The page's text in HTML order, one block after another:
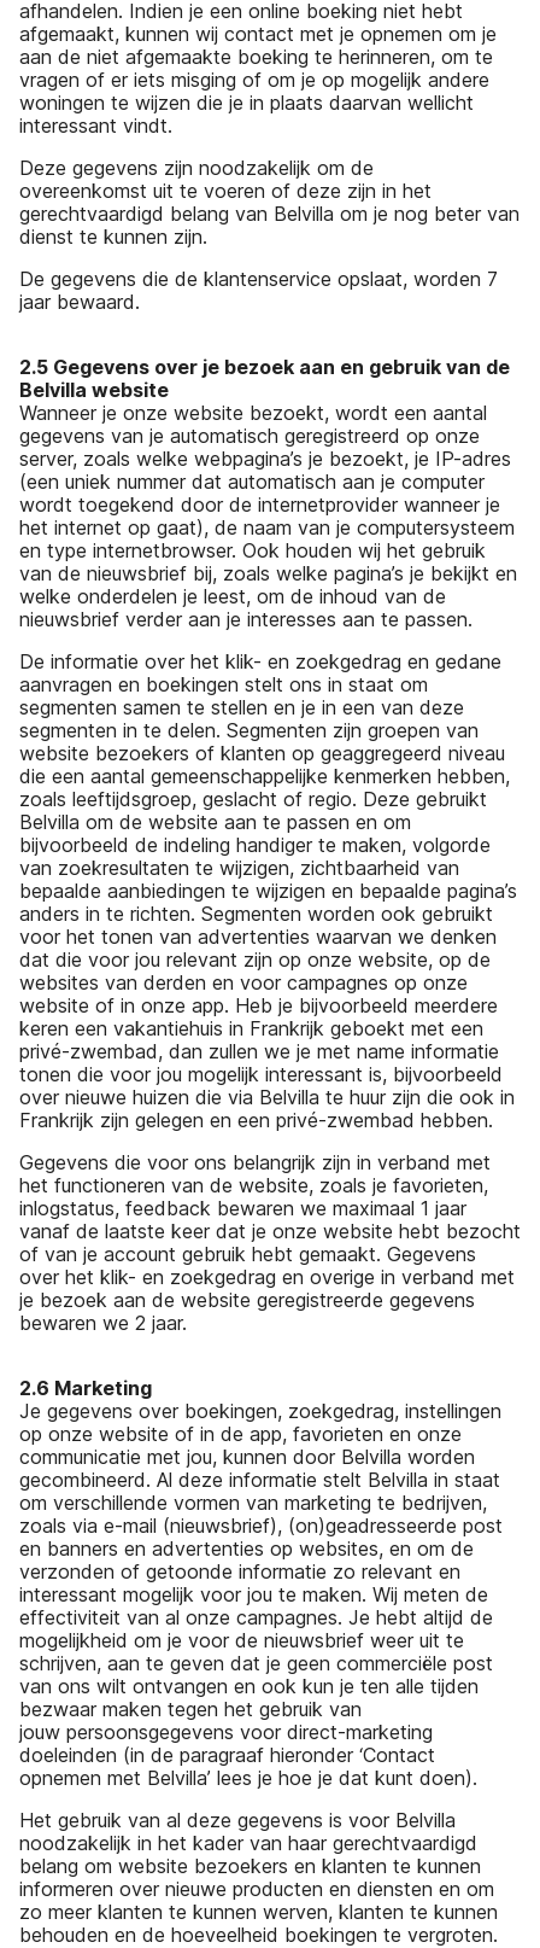
afhandelen. Indien je een online boeking niet hebt
afgemaakt, kunnen wij contact met je opnemen om je
aan de niet afgemaakte boeking te herinneren, om te
vragen of er iets misging of om je op mogelijk andere
woningen te wijzen die je in plaats daarvan wellicht
interessant vindt.
Deze gegevens zijn noodzakelijk om de
overeenkomst uit te voeren of deze zijn in het
gerechtvaardigd belang van Belvilla om je nog beter van
dienst te kunnen zijn.
De gegevens die de klantenservice opslaat, worden 7
jaar bewaard.
2.5 Gegevens over je bezoek aan en gebruik van de
Belvilla website
Wanneer je onze website bezoekt, wordt een aantal
gegevens van je automatisch geregistreerd op onze
server, zoals welke webpagina’s je bezoekt, je IP-adres
(een uniek nummer dat automatisch aan je computer
wordt toegekend door de internetprovider wanneer je
het internet op gaat), de naam van je computersysteem
en type internetbrowser. Ook houden wij het gebruik
van de nieuwsbrief bij, zoals welke pagina’s je bekijkt en
welke onderdelen je leest, om de inhoud van de
nieuwsbrief verder aan je interesses aan te passen.
De informatie over het klik- en zoekgedrag en gedane
aanvragen en boekingen stelt ons in staat om
segmenten samen te stellen en je in een van deze
segmenten in te delen. Segmenten zijn groepen van
website bezoekers of klanten op geaggregeerd niveau
die een aantal gemeenschappelijke kenmerken hebben,
zoals leeftijdsgroep, geslacht of regio. Deze gebruikt
Belvilla om de website aan te passen en om
bijvoorbeeld de indeling handiger te maken, volgorde
van zoekresultaten te wijzigen, zichtbaarheid van
bepaalde aanbiedingen te wijzigen en bepaalde pagina’s
anders in te richten. Segmenten worden ook gebruikt
voor het tonen van advertenties waarvan we denken
dat die voor jou relevant zijn op onze website, op de
websites van derden en voor campagnes op onze
website of in onze app. Heb je bijvoorbeeld meerdere
keren een vakantiehuis in Frankrijk geboekt met een
privé-zwembad, dan zullen we je met name informatie
tonen die voor jou mogelijk interessant is, bijvoorbeeld
over nieuwe huizen die via Belvilla te huur zijn die ook in
Frankrijk zijn gelegen en een privé-zwembad hebben.
Gegevens die voor ons belangrijk zijn in verband met
het functioneren van de website, zoals je favorieten,
inlogstatus, feedback bewaren we maximaal 1 jaar
vanaf de laatste keer dat je onze website hebt bezocht
of van je account gebruik hebt gemaakt. Gegevens
over het klik- en zoekgedrag en overige in verband met
je bezoek aan de website geregistreerde gegevens
bewaren we 2 jaar.
2.6 Marketing
Je gegevens over boekingen, zoekgedrag, instellingen
op onze website of in de app, favorieten en onze
communicatie met jou, kunnen door Belvilla worden
gecombineerd. Al deze informatie stelt Belvilla in staat
om verschillende vormen van marketing te bedrijven,
zoals via e-mail (nieuwsbrief), (on)geadresseerde post
en banners en advertenties op websites, en om de
verzonden of getoonde informatie zo relevant en
interessant mogelijk voor jou te maken. Wij meten de
effectiviteit van al onze campagnes. Je hebt altijd de
mogelijkheid om je voor de nieuwsbrief weer uit te
schrijven, aan te geven dat je geen commerciële post
van ons wilt ontvangen en ook kun je ten alle tijden
bezwaar maken tegen het gebruik van
jouw persoonsgegevens voor direct-marketing
doeleinden (in de paragraaf hieronder ‘Contact
opnemen met Belvilla’ lees je hoe je dat kunt doen).
Het gebruik van al deze gegevens is voor Belvilla
noodzakelijk in het kader van haar gerechtvaardigd
belang om website bezoekers en klanten te kunnen
informeren over nieuwe producten en diensten en om
zo meer klanten te kunnen werven, klanten te kunnen
behouden en de hoeveelheid boekingen te vergroten.